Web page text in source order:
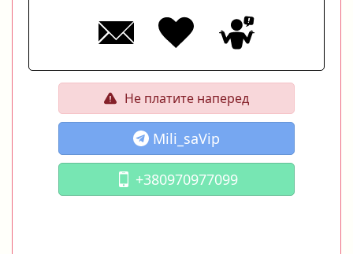
Не платите наперед
Mili_saVip
+380970977099